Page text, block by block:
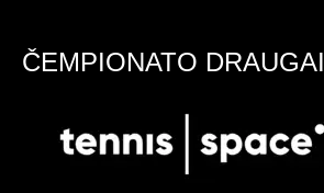
ČEMPIONATO DRAUGAI